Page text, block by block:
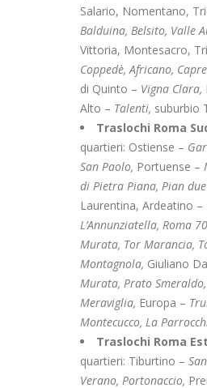
Salario, Nomentano,
Balduina, Belsito, Valle
Vittoria, Montesacro,
Coppedè, Africano,
di Quinto – Vigna Clara,
Alto – Talenti, suburbio
Traslochi Roma
quartieri: Ostiense –
San Paolo, Portuense –
di Pietra Piana, Pian
Laurentina, Ardeatino –
L’Annunziatella, Roma
Murata, Tor Marancia,
Montagnola, Giuliano
Murata, Prato
Meraviglia, Europa –
Montecucco, La
Traslochi Roma Est
quartieri: Tiburtino –
Verano, Portonaccio,